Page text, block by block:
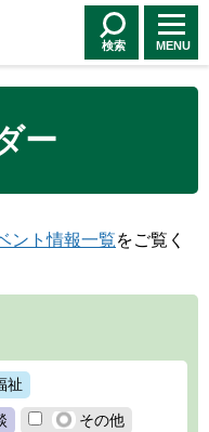
検索 MENU
ー
ント情報一覧をご覧く
祉
その他